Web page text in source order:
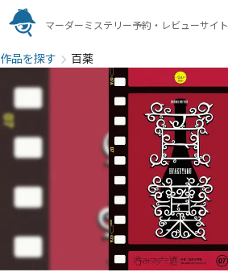
マーダーミステリー予約・レビューサイト
作品を探す 百薬